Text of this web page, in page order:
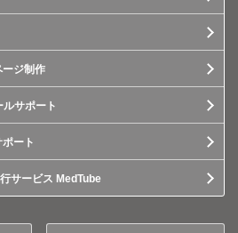
ージ制作
サポート
ート
サービス MedTube